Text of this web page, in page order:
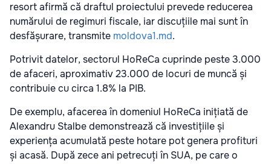
resort afirmă că draftul proiectului prevede reducerea
numărului de regimuri fiscale, iar discuțiile mai sunt în
desfășurare, transmite moldova1.md.
Potrivit datelor, sectorul HoReCa cuprinde peste 3.000
de afaceri, aproximativ 23.000 de locuri de muncă și
contribuie cu circa 1.8% la PIB.
De exemplu, afacerea în domeniul HoReCa inițiată de
Alexandru Stalbe demonstrează că investițiile și
experiența acumulată peste hotare pot genera profituri
și acasă. După zece ani petrecuți în SUA, pe care o